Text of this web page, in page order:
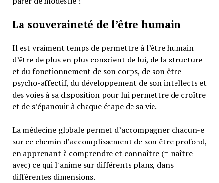
La souveraineté de l’être humain
Il est vraiment temps de permettre à l’être humain
d’être de plus en plus conscient de lui, de la structure
et du fonctionnement de son corps, de son être
psycho-affectif, du développement de son intellects et
des voies à sa disposition pour lui permettre de croître
et de s’épanouir à chaque étape de sa vie.
La médecine globale permet d’accompagner chacun-e
sur ce chemin d’accomplissement de son être profond,
en apprenant à comprendre et connaître (= naître
avec) ce qui l’anime sur différents plans, dans
différentes dimensions.